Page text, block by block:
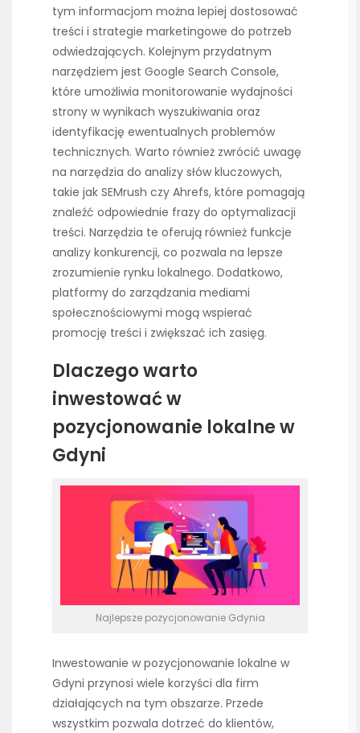
tym informacjom można lepiej dostosować
treści i strategie marketingowe do potrzeb
odwiedzających. Kolejnym przydatnym
narzędziem jest Google Search Console,
które umożliwia monitorowanie wydajności
strony w wynikach wyszukiwania oraz
identyfikację ewentualnych problemów
technicznych. Warto również zwrócić uwagę
na narzędzia do analizy słów kluczowych,
takie jak SEMrush czy Ahrefs, które pomagają
znaleźć odpowiednie frazy do optymalizacji
treści. Narzędzia te oferują również funkcje
analizy konkurencji, co pozwala na lepsze
zrozumienie rynku lokalnego. Dodatkowo,
platformy do zarządzania mediami
społecznościowymi mogą wspierać
promocję treści i zwiększać ich zasięg.
Dlaczego warto
inwestować w
pozycjonowanie lokalne w
Gdyni
Najlepsze pozycjonowanie Gdynia
Inwestowanie w pozycjonowanie lokalne w
Gdyni przynosi wiele korzyści dla firm
działających na tym obszarze. Przede
wszystkim pozwala dotrzeć do klientów,